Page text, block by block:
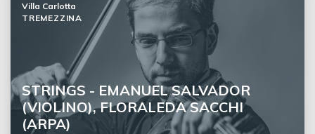
STRINGS - EMANUEL SALVADOR
(VIOLINO), FLORALEDA SACCHI
(ARPA)
Villa Carlotta
TREMEZZINA